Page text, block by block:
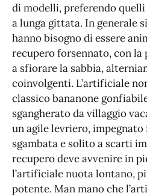
di modelli, preferendo
a lunga gittata. In generale
hanno bisogno di essere
recupero forsennato, con la
a sfiorare la sabbia,
coinvolgenti. L’artificiale
classico bananone
sgangherato da villaggio
un agile levriero, impegnato
sgambata e solito a scarti
recupero deve avvenire in
l’artificiale nuota lontano,
potente. Man mano che